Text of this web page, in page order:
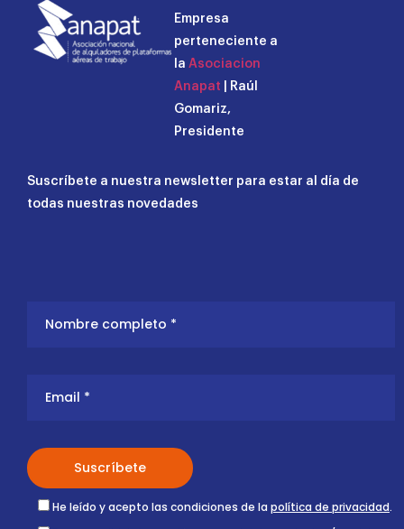
Empresa
perteneciente a
la Asociacion
Anapat | Raúl
Gomariz,
Presidente
Suscríbete a nuestra newsletter para estar al día de
todas nuestras novedades
He leído y acepto las condiciones de la política de privacidad.